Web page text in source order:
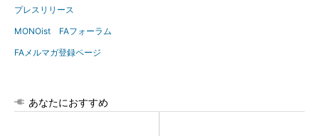
プレスリリース
MONOist FAフォーラム
FAメルマガ登録ページ
あなたにおすすめ